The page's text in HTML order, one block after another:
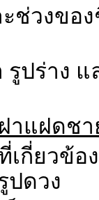
ช่วงของ
รูปร่าง
าแฝดช
เกี่ยวข้
ปดวง